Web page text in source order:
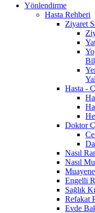
Yönlendirme
Hasta Rehberi
Ziyaret
Hasta -
Doktor
Nasıl
Nasıl
Engelli
Sağlık
Refakat
Evde